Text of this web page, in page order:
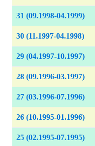
31 (09.1998-04.1999)
30 (11.1997-04.1998)
29 (04.1997-10.1997)
28 (09.1996-03.1997)
27 (03.1996-07.1996)
26 (10.1995-01.1996)
25 (02.1995-07.1995)